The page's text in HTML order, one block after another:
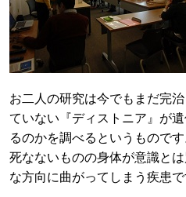
お二人の研究は今でもまだ完
ていない『ディストニア』が
るのかを調べるというもので
死なないものの身体が意識と
な方向に曲がってしまう疾患で